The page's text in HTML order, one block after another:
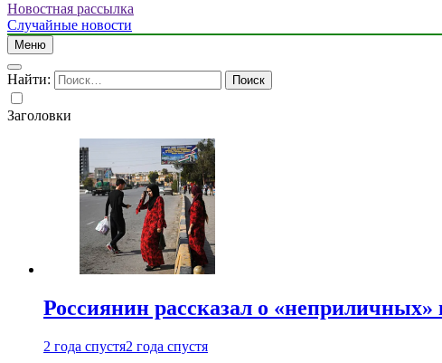
Новостная рассылка
Случайные новости
Меню
Найти:
Заголовки
Россиянин рассказал о
2 года спустя2 года спустя